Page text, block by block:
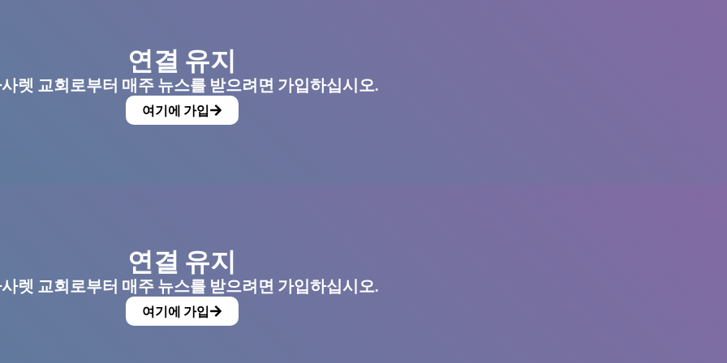
연결 유지
렛 교회로부터 매주 뉴스를 받으려면 가입하십시오.
여기에 가입
연결 유지
렛 교회로부터 매주 뉴스를 받으려면 가입하십시오.
여기에 가입